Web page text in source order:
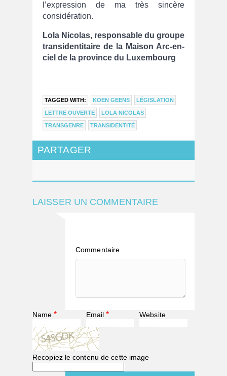
l’expression de ma très sincère
considération.
Lola Nicolas, responsable du groupe
transidentitaire de la Maison Arc-en-
ciel de la province du Luxembourg
TAGGED WITH: KOEN GEENS LÉGISLATION
LETTRE OUVERTE LOLA NICOLAS
TRANSGENRE TRANSIDENTITÉ
PARTAGER
LAISSER UN COMMENTAIRE
Commentaire
Name * Email * Website
Recopiez le contenu de cette image